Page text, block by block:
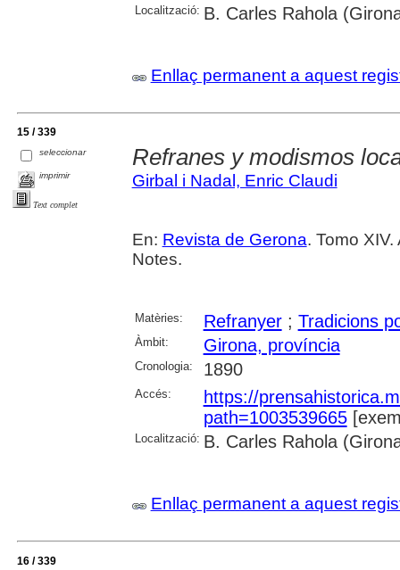
Localització: B. Carles Rahola
Enllaç permanent a aquest
15 / 339
seleccionar
imprimir
Text complet
Refranes y modismos
Girbal i Nadal, Enric Claudi
En: Revista de Gerona. Tomo
Notes.
Matèries: Refranyer; Tradicions
Àmbit: Girona, província
Cronologia: 1890
Accés:
https://
path=1003539665
Localització: B. Carles Rahola
Enllaç permanent a aquest
16 / 339